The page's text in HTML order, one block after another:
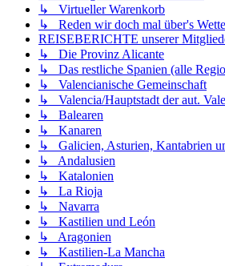
↳ Virtueller Warenkorb
↳ Reden wir doch mal über's
REISEBERICHTE unserer
↳ Die Provinz Alicante
↳ Das restliche Spanien (alle
↳ Valencianische Gemeinschaft
↳ Valencia/Hauptstadt der aut.
↳ Balearen
↳ Kanaren
↳ Galicien, Asturien, Kantabrien
↳ Andalusien
↳ Katalonien
↳ La Rioja
↳ Navarra
↳ Kastilien und León
↳ Aragonien
↳ Kastilien-La Mancha